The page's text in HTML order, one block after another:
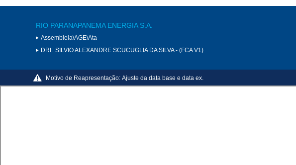
RIO PARANAPANEMA ENERGIA S.A.
Assembleia\AGE\Ata
DRI: SILVIO ALEXANDRE SCUCUGLIA DA SILVA - (FCA V1)
Motivo de Reapresentação: Ajuste da data base e data ex.